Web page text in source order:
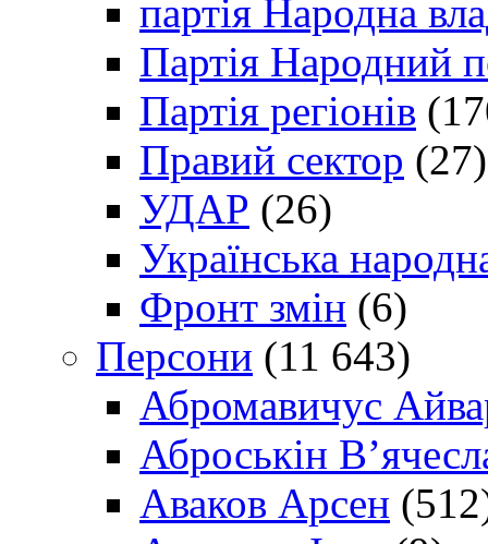
партія Народна
Партія Народний
Партія регіонів
Правий сектор (27)
УДАР (26)
Українська
Фронт змін (6)
Персони (11 643)
Абромавичус
Аброськін
Аваков Арсен